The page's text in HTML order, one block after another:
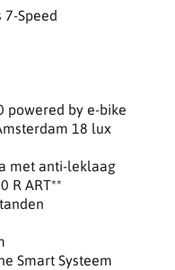
Speed
powered by e-bike
18 lux
met anti-leklaag
R ART**
Smart Systeem